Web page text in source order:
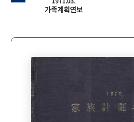
가족계획연보